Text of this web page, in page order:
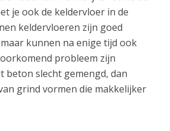
je ook de keldervloer in de
keldervloeren zijn goed
kunnen na enige tijd ook
probleem zijn
beton slecht gemengd, dan
grind vormen die makkelijker